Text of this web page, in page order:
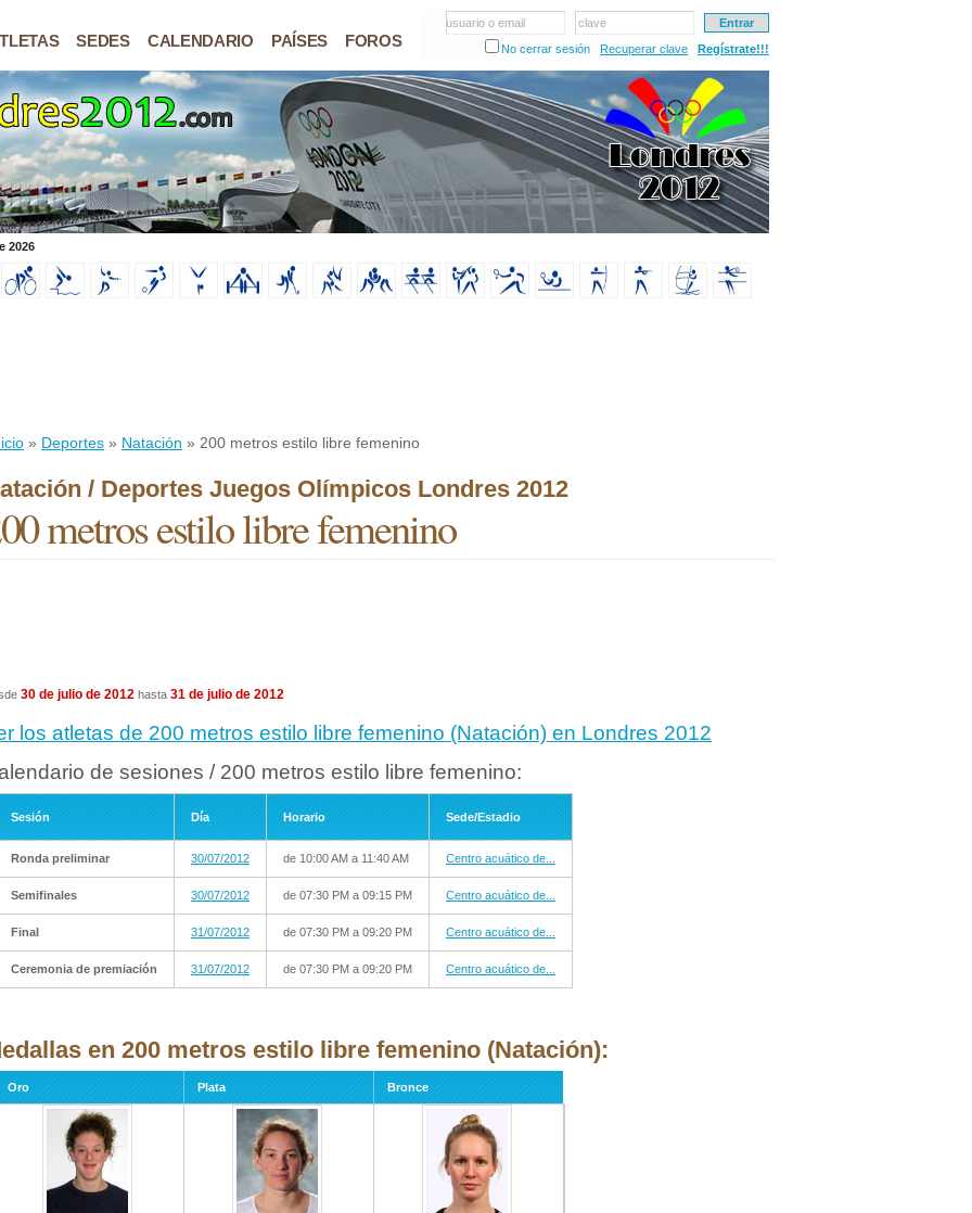
SEDES CALENDARIO PAÍSES FOROS
usuario o email
clave
No cerrar sesión
Recuperar clave Regístrate!!!
2026
» Deportes » Natación » 200 metros estilo libre femenino
/ Deportes Juegos Olímpicos Londres 2012
metros estilo libre femenino
30 de julio de 2012 hasta 31 de julio de 2012
los atletas de 200 metros estilo libre femenino (Natación) en Londres 2012
de sesiones / 200 metros estilo libre femenino:
Sesión Día Horario Sede/Estadio
Ronda preliminar 30/07/2012 de 10:00 AM a 11:40 AM Centro acuático de...
Semifinales 30/07/2012 de 07:30 PM a 09:15 PM Centro acuático de...
Final 31/07/2012 de 07:30 PM a 09:20 PM Centro acuático de...
Ceremonia de premiación 31/07/2012 de 07:30 PM a 09:20 PM Centro acuático de...
en 200 metros estilo libre femenino (Natación):
Oro Plata Bronce